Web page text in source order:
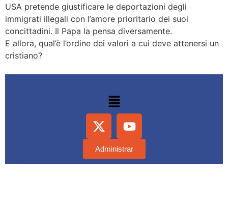
USA pretende giustificare le deportazioni degli
immigrati illegali con l’amore prioritario dei suoi
concittadini. Il Papa la pensa diversamente.
E allora, qual’è l’ordine dei valori a cui deve attenersi un
cristiano?
Administrar